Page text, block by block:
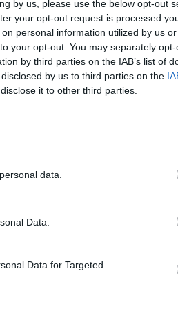
by us, please use the below opt-out
your opt-out request is processed
personal information utilized by us
your opt-out. You may separately
by third parties on the IAB’s list of
by us to third parties on the
it to other third parties.
data.
Data.
Data for Targeted
alia natureza e
concertos
de volta e, com ele, muitas
natureza e da música ao...
apresenta uma nova
é o novo diretor artística do
ao público, esta